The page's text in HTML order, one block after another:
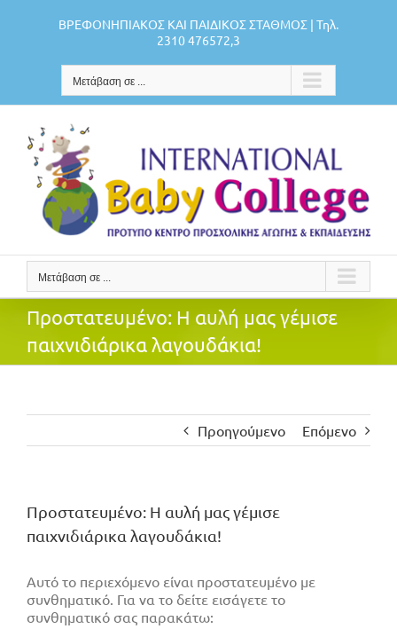
ΒΡΕΦΟΝΗΠΙΑΚΟΣ ΚΑΙ ΠΑΙΔΙΚΟΣ ΣΤΑΘΜΟΣ | Τηλ.
2310 476572,3
Μετάβαση σε ...
Μετάβαση σε ...
Πρoστατευμένο: Η αυλή μας γέμισε
παιχνιδιάρικα λαγουδάκια!
Προηγούμενο Επόμενο
Πρoστατευμένο: Η αυλή μας γέμισε
παιχνιδιάρικα λαγουδάκια!
Αυτό το περιεχόμενο είναι προστατευμένο με
συνθηματικό. Για να το δείτε εισάγετε το
συνθηματικό σας παρακάτω: